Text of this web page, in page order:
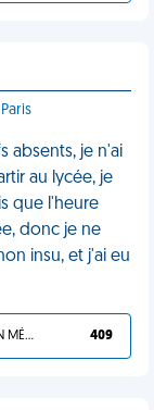
absents, je n'ai
au lycée, je
que l'heure
donc je ne
insu, et j'ai eu
TU L'AS BIEN MÉRITÉ 409